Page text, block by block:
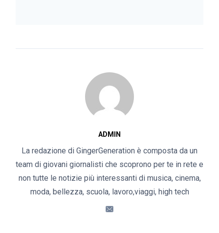
ADMIN
La redazione di GingerGeneration è composta da un
team di giovani giornalisti che scoprono per te in rete e
non tutte le notizie più interessanti di musica, cinema,
moda, bellezza, scuola, lavoro,viaggi, high tech